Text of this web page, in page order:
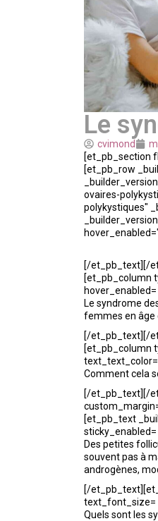
Le
cvimond
[et_pb_section
[et_pb_row
ovaires-
polykystiques"
[/et_pb_text][/
[et_pb_column
hover_enabled=
Le syndrome
femmes en âge
[/et_pb_text][/
[et_pb_column
text_text_color=
Comment cela
[/et_pb_text][/
[et_pb_text
sticky_enabled=
Des petites
souvent pas à
androgènes,
[/
text_font_size=
Quels sont les